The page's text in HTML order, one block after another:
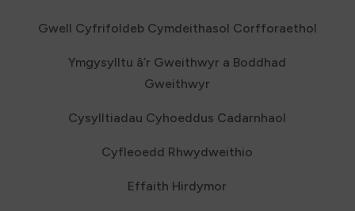
Gwell Cyfrifoldeb Cymdeithasol Corfforaethol
Ymgysylltu â’r Gweithwyr a Boddhad
Gweithwyr
Cysylltiadau Cyhoeddus Cadarnhaol
Cyfleoedd Rhwydweithio
Effaith Hirdymor